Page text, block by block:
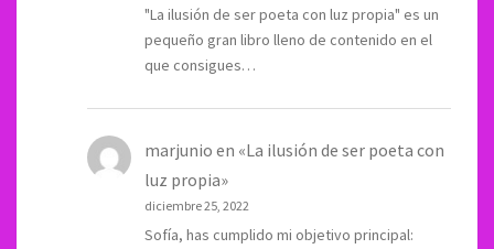
"La ilusión de ser poeta con luz propia" es un
pequeño gran libro lleno de contenido en el
que consigues…
marjunio en «La ilusión de ser poeta con
luz propia»
diciembre 25, 2022
Sofía, has cumplido mi objetivo principal: